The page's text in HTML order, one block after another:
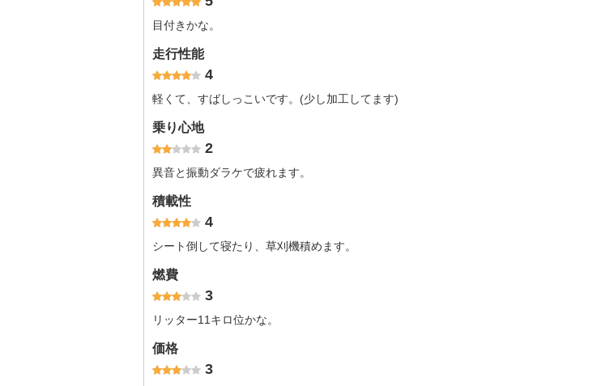
目付きかな。
走行性能
4
軽くて、すばしっこいです。(少し加工してます)
乗り心地
2
異音と振動ダラケで疲れます。
積載性
4
シート倒して寝たり、草刈機積めます。
燃費
3
リッター11キロ位かな。
価格
3